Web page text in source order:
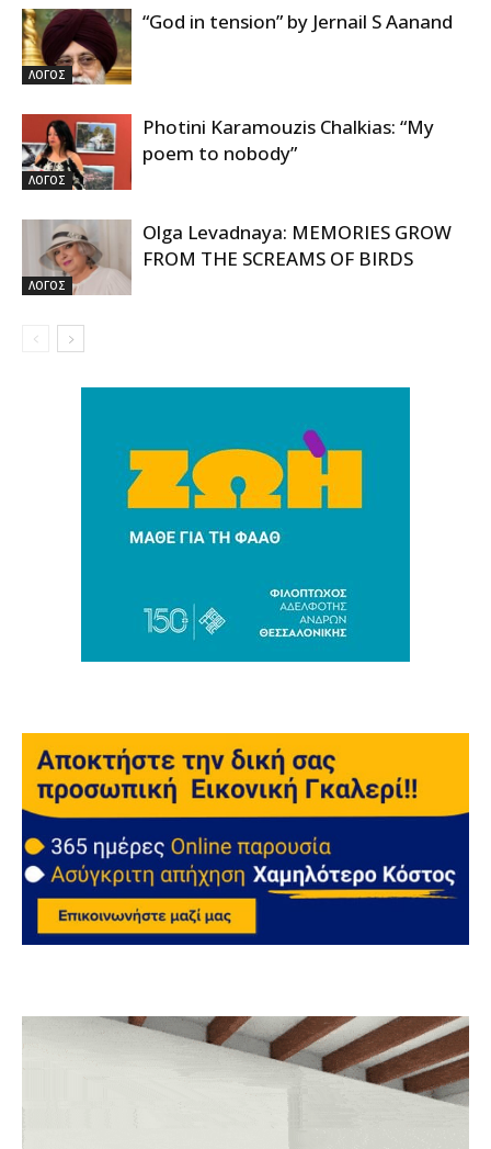
ΛΟΓΟΣ
“God in tension” by Jernail S Aanand
ΛΟΓΟΣ
Photini Karamouzis Chalkias: “My
poem to nobody”
ΛΟΓΟΣ
Olga Levadnaya: MEMORIES GROW
FROM THE SCREAMS OF BIRDS